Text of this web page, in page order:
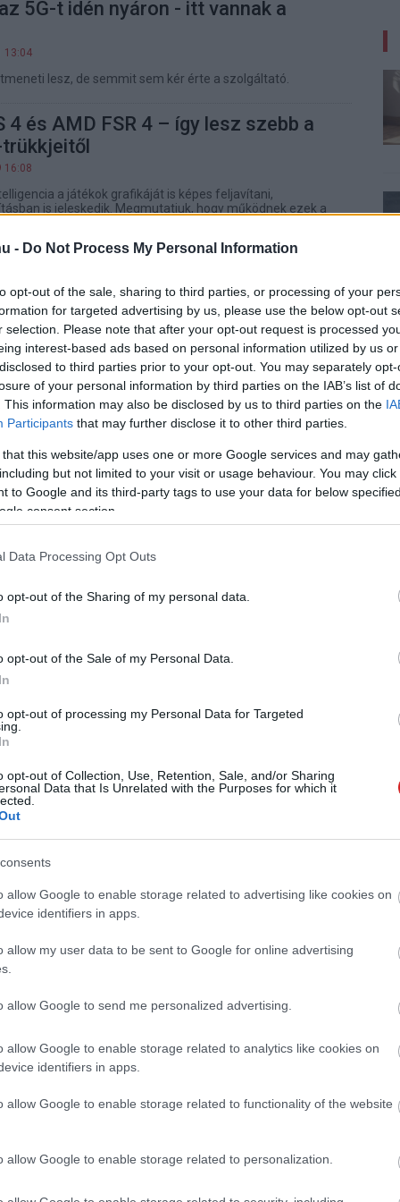
- Do Not Process My Personal Information
opt-out of the sale, sharing to third parties, or processing of your
for targeted advertising by us, please use the below opt-out
selection. Please note that after your opt-out request is processed
interest-based ads based on personal information utilized by us
to third parties prior to your opt-out. You may separately
of your personal information by third parties on the IAB’s list of
This information may also be disclosed by us to third parties on the
Participants that may further disclose it to other third parties.
that this website/app uses one or more Google services and may
but not limited to your visit or usage behaviour. You may
to Google and its third-party tags to use your data for below
consent section.
Data Processing Opt Outs
opt-out of the Sharing of my personal data.
opt-out of the Sale of my Personal Data.
opt-out of processing my Personal Data for Targeted
opt-out of Collection, Use, Retention, Sale, and/or Sharing
Data that Is Unrelated with the Purposes for which it
allow Google to enable storage related to advertising like cookies on
identifiers in apps.
allow my user data to be sent to Google for online advertising
allow Google to send me personalized advertising.
allow Google to enable storage related to analytics like cookies on
identifiers in apps.
allow Google to enable storage related to functionality of the website
allow Google to enable storage related to personalization.
5G-t idén nyáron - itt vannak a
13:04
lesz, de semmit sem kér érte a szolgáltató.
4 és AMD FSR 4 – így lesz szebb a
16:08
a játékok grafikáját is képes feljavítani,
is jeleskedik. Megmutatjuk, hogy működnek ezek a
PC-vel minden könnyebben megy
15:18
is fontos. Ha nem szeretnél órákat
rendrakásra, próbáld ki ezt a programot, ami PCW
ráadásul most ingyenesen használható.
tipp, aminek már semmi értelme
alatt
08:42
bevált trükkjeiddel soha nem látott sebességre pörgeted
det? Van egy rossz hírünk: a népszerű szoftveres
teljesen hatástalan. Mutatunk néhány valóban
Booster 12 Pro teszt – kevesebb
PC
programunk abban segít, hogy ez veled soha ne
szeretnél? Ezekre a beállításokra
Egy örökkévalóságig tart, amíg betöltenek az
pár szoftveres trükköt, amivel géped újra a régi
majd.
ezek a legjobb CPU/GPU-k a
14:45
mire képes az Intel és az AMD fejlesztése.
az RTX 4090-es kártyából például remek gördeszka
hardveresen gyorsított AI segít,